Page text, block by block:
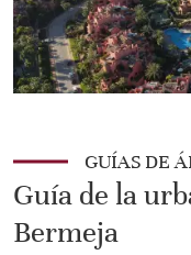
GUÍAS DE
Guía de la
Bermeja